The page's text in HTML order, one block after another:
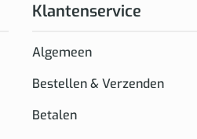
Klantenservice
Algemeen
Bestellen & Verzenden
Betalen